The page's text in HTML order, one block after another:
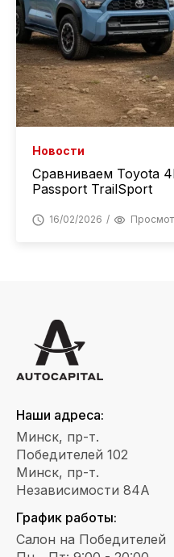
Новости
Сравниваем Toyota
Passport TrailSport
16/02/2026
Наши адреса:
Минск, пр-т.
Победителей 102
Минск, пр-т.
Независимости 84А
График работы:
Салон на Победителей